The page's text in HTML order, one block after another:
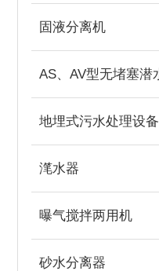
固液分离机
地埋式污水处理设备
滗水器
曝气搅拌两用机
砂水分离器